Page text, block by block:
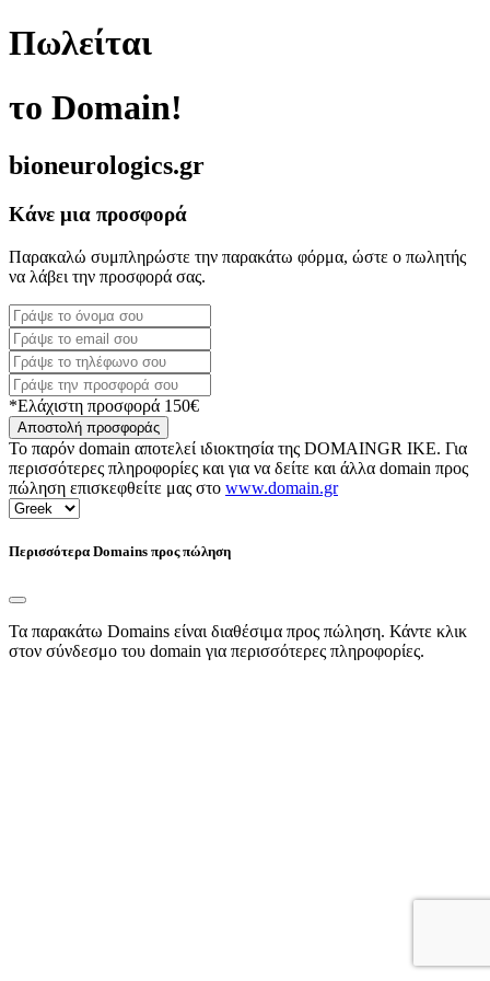
Πωλείται
το Domain!
bioneurologics.gr
Κάνε μια προσφορά
Παρακαλώ συμπληρώστε την παρακάτω φόρμα, ώστε ο πωλητής
να λάβει την προσφορά σας.
*Ελάχιστη προσφορά 150€
Αποστολή προσφοράς
Το παρόν domain αποτελεί ιδιοκτησία της DOMAINGR ΙΚΕ. Για
περισσότερες πληροφορίες και για να δείτε και άλλα domain προς
πώληση επισκεφθείτε μας στο www.domain.gr
Περισσότερα Domains προς πώληση
Τα παρακάτω Domains είναι διαθέσιμα προς πώληση. Κάντε κλικ
στον σύνδεσμο του domain για περισσότερες πληροφορίες.